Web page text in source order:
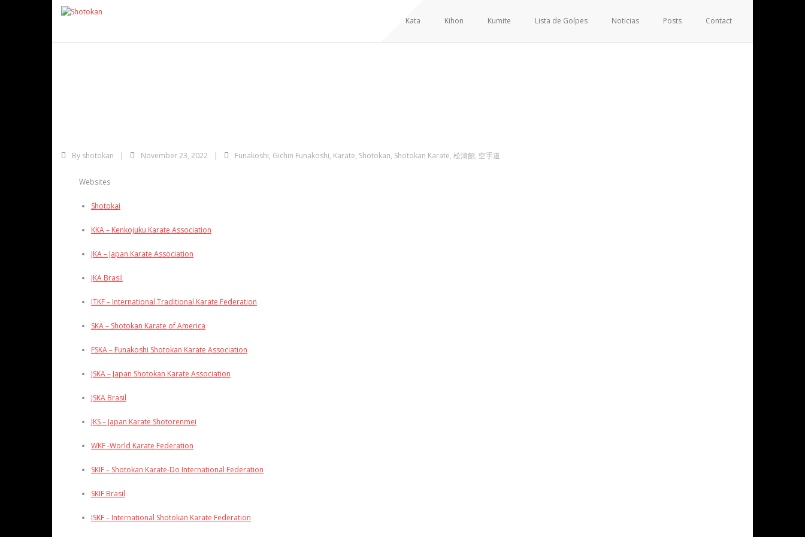
Skip
Kata Kihon Kumite Lista de Golpes Noticias Posts Contact
By shotokan November 23, 2022 Funakoshi, Gichin Funakoshi, Karate, Shotokan, Shotokan Karate, 松濤館, 空手道
Websites
Shotokai
KKA – Kenkojuku Karate Association
JKA – Japan Karate Association
JKA Brasil
ITKF – International Traditional Karate Federation
SKA – Shotokan Karate of America
FSKA – Funakoshi Shotokan Karate Association
JSKA – Japan Shotokan Karate Association
JSKA Brasil
JKS – Japan Karate Shotorenmei
WKF -World Karate Federation
SKIF – Shotokan Karate-Do International Federation
SKIF Brasil
ISKF – International Shotokan Karate Federation